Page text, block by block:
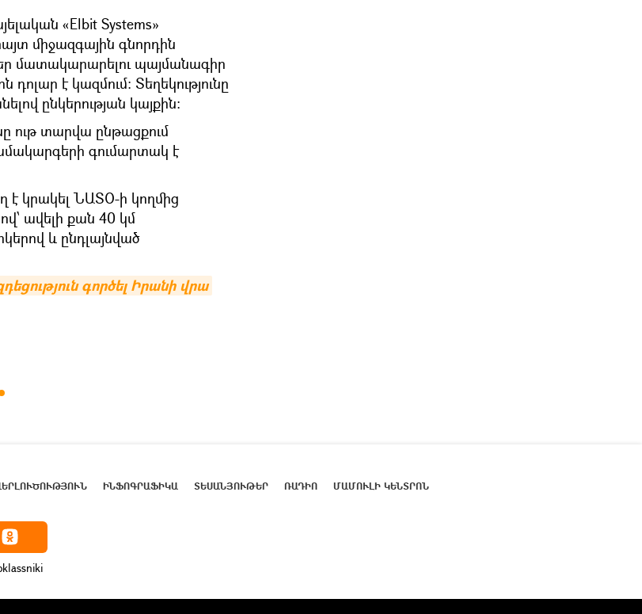
«Elbit Systems»
միջազգային գնորդին
մատակարարելու պայմանագիր
դոլար է կազմում: Տեղեկությունը
ընկերության կայքին։
ութ տարվա ընթացքում
գումարտակ է
է կրակել ՆԱՏՕ-ի կողմից
ավելի քան 40 կմ
և ընդլայնված
գործել Իրանի վրա
ԻՆՖՈԳՐԱՖԻԿԱ ՏԵՍԱՆՅՈՒԹԵՐ ՌԱԴԻՈ ՄԱՄՈՒԼԻ ԿԵՆՏՐՈՆ